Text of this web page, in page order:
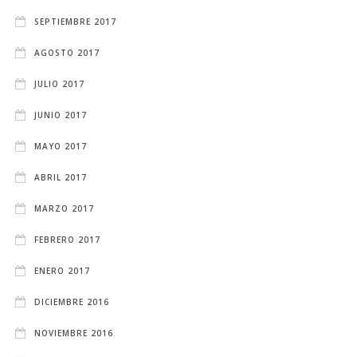
SEPTIEMBRE 2017
AGOSTO 2017
JULIO 2017
JUNIO 2017
MAYO 2017
ABRIL 2017
MARZO 2017
FEBRERO 2017
ENERO 2017
DICIEMBRE 2016
NOVIEMBRE 2016